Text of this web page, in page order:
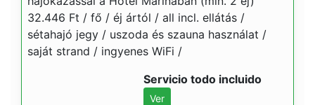
32.446 Ft / fő / éj ártól / all incl. ellátás /
sétahajó jegy / uszoda és szauna használat /
saját strand / ingyenes WiFi /
Servicio todo incluido
Ver